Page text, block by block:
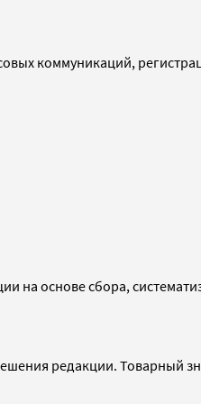
коммуникаций,
основе сбора,
редакции. Товарный